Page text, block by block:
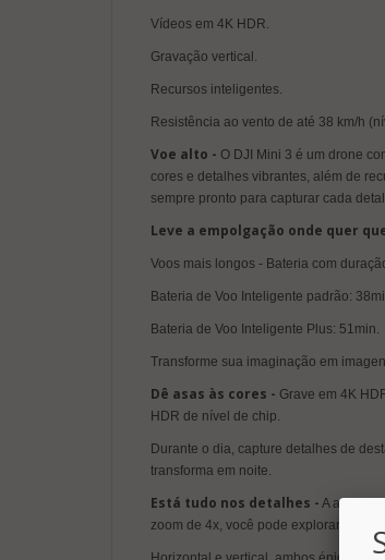
Vídeos em 4K HDR.
Gravação vertical.
Recursos inteligentes.
Resistência ao vento de até 38 km/h
Voe alto - O DJI Mini 3 é um drone
cores e detalhes vibrantes, além de
sempre pronto para capturar cada
Leve a empolgação onde quer
Voos mais longos - Bateria com
Bateria de Voo Inteligente padrão:
Bateria de Voo Inteligente Plus:
Transforme sua imaginação em
Dê asas às cores - Grave em 4K
HDR de nível de chip.
Durante o dia, capture detalhes de
transforma em noite.
Está tudo nos detalhes - A
zoom de 4x, você pode explorar mais